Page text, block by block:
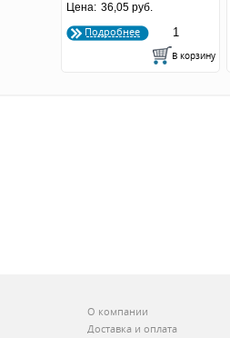
Цена: 36,05 руб.
Подробнее
О компании
Доставка и оплата